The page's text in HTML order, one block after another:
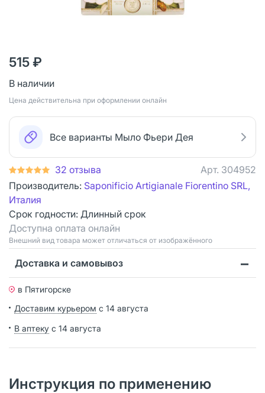
515 ₽
В наличии
Цена действительна при оформлении онлайн
Все варианты Мыло Фьери Дея
32 отзыва Арт. 304952
Производитель: Saponificio Artigianale Fiorentino SRL,
Италия
Срок годности: Длинный срок
Доступна оплата онлайн
Bнешний вид товара может отличаться от изображённого
Доставка и самовывоз
в Пятигорске
Доставим курьером с 14 августа
В аптеку с 14 августа
Инструкция по применению